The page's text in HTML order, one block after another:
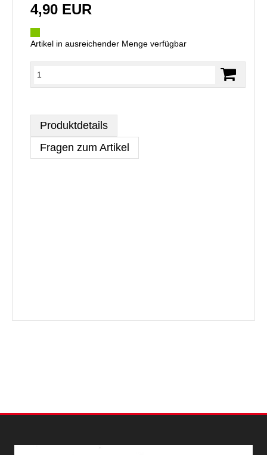
4,90 EUR
Artikel in ausreichender Menge verfügbar
Produktdetails
Fragen zum Artikel